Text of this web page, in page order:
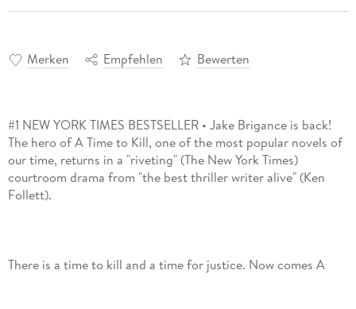
Merken Empfehlen Bewerten
#1 NEW YORK TIMES BESTSELLER • Jake Brigance is back!
The hero of A Time to Kill, one of the most popular novels of
our time, returns in a "riveting" (The New York Times)
courtroom drama from "the best thriller writer alive" (Ken
There is a time to kill and a time for justice. Now comes A